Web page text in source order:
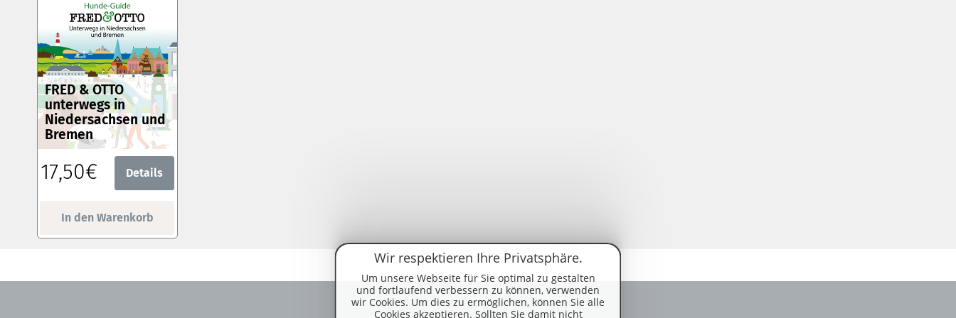
Wir respektieren Ihre Privatsphäre.
Um unsere Webseite für Sie optimal zu gestalten
und fortlaufend verbessern zu können, verwenden
wir Cookies. Um dies zu ermöglichen, können Sie alle
Cookies akzeptieren. Sollten Sie damit nicht
FRED & OTTO
unterwegs in
Niedersachsen und
Bremen
17,50€ Details
In den Warenkorb